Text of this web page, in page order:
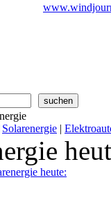
Solarenergie |
heute: